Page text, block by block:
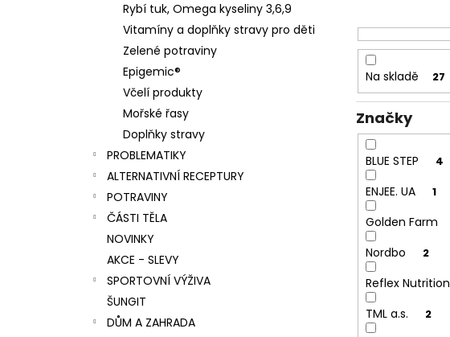
Rybí tuk, Omega kyseliny 3,6,9
Vitamíny a doplňky stravy pro děti
Zelené potraviny
Epigemic®
Včelí produkty
Mořské řasy
Doplňky stravy
PROBLEMATIKY
ALTERNATIVNÍ RECEPTURY
POTRAVINY
ČÁSTI TĚLA
NOVINKY
AKCE - SLEVY
SPORTOVNÍ VÝŽIVA
ŠUNGIT
DŮM A ZAHRADA
o
d
u
k
t
ů
Na skladě 27
Značky
BLUE STEP 4
ENJEE. UA 1
Golden Farm
Nordbo 2
Reflex Nutrition
TML a.s. 2